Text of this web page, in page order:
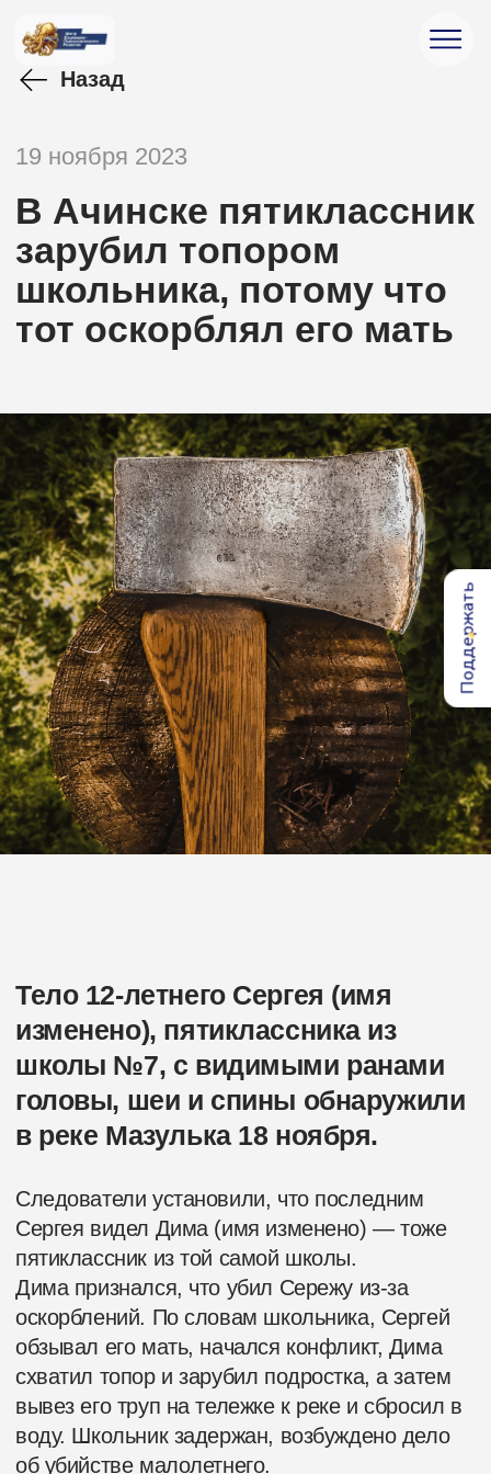
Поддержать
Назад
В Ачинске пятиклассник
зарубил топором
школьника, потому что
тот оскорблял его мать
Тело 12-летнего Сергея (имя
изменено), пятиклассника из
школы №7, с видимыми ранами
головы, шеи и спины обнаружили
в реке Мазулька 18 ноября.
Следователи установили, что последним
схватил топор и зарубил подростка, а затем
вывез его труп на тележке к реке и сбросил в
воду. Школьник задержан, возбуждено дело
об убийстве малолетнего.